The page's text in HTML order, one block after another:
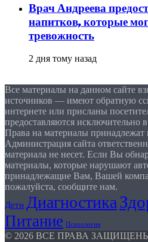
Врач Андреева
напитков, которые
тревожность
2 дня тому назад
Все материалы на данном сайте
источников — имеют обратную
интернете или присланы
предоставляются исключительно
Права на материалы принадлежат
Администрация сайта
материала не несет. Если Вы
материалы, которые нарушают
принадлежащие Вам, Вашей
пожалуйста, сообщите нам.
Дети Диагностика
Питание Психология
© 2026 ВСЕ ПРАВА